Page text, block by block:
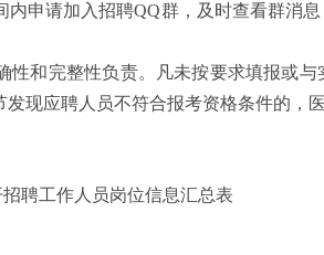
内申请加入招聘QQ群，及时查看群消
和完整性负责。凡未按要求填报或
现应聘人员不符合报考资格条件的，
聘工作人员岗位信息汇总表